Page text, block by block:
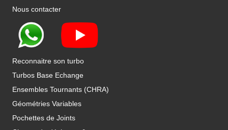
Nous contacter
Reconnaitre son turbo
Turbos Base Echange
Ensembles Tournants (CHRA)
Géométries Variables
Pochettes de Joints